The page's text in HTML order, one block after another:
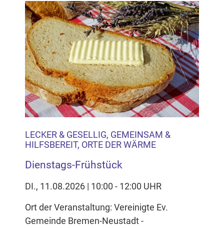
LECKER & GESELLIG, GEMEINSAM &
HILFSBEREIT, ORTE DER WÄRME
Dienstags-Frühstück
DI., 11.08.2026 | 10:00 - 12:00 UHR
Ort der Veranstaltung: Vereinigte Ev.
Gemeinde Bremen-Neustadt -